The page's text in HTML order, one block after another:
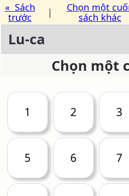
« Sách
trước
|
Chọn một
sách khác
Lu-ca
Chọn một
1 2 3
5 6 7